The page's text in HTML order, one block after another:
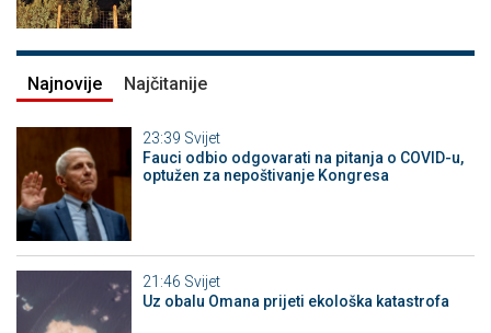
Najnovije Najčitanije
23:39 Svijet
Fauci odbio odgovarati na pitanja o COVID-u,
optužen za nepoštivanje Kongresa
21:46 Svijet
Uz obalu Omana prijeti ekološka katastrofa